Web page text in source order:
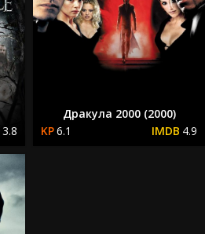
3.8
Дракула 2000 (2000)
6.1
4.9